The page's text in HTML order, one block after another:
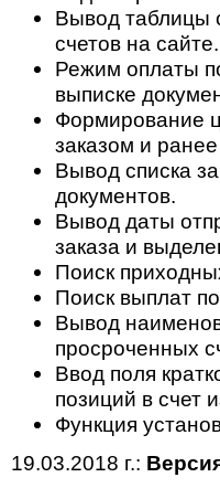
Вывод таблицы
счетов на сайте.
Режим оплаты
выписке
Формирование
заказом и
Вывод списка
документов.
Вывод даты
заказа и
Поиск
Поиск выплат
Вывод
просроченных
Ввод поля
позиций в счет
Функция
19.03.2018 г.: